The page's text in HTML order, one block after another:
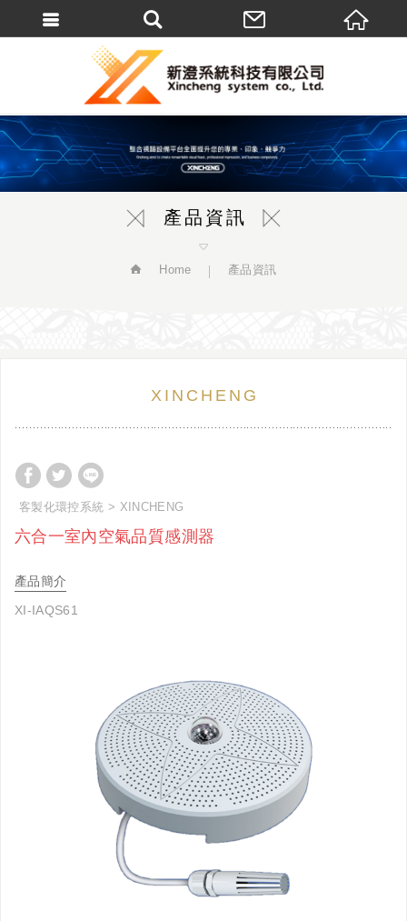
產品資訊
Home 產品資訊
XINCHENG
客製化環控系統 XINCHENG
六合一室內空氣品質感測器
產品簡介
XI-IAQS61